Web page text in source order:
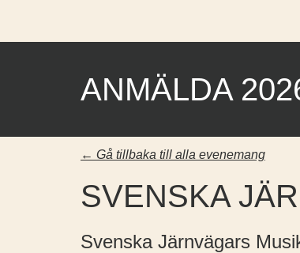
ANMÄLDA
← Gå tillbaka till alla evenemang
SVENSKA
Svenska Järnvägars